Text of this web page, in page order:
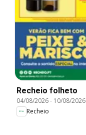
Recheio folheto
04/08/2026- 10/08/2026
Recheio